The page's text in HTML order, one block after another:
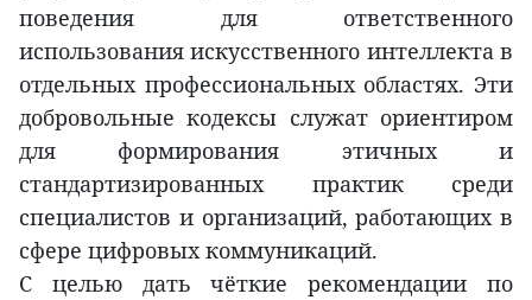
поведения для ответственного
использования искусственного интеллекта в
отдельных профессиональных областях. Эти
добровольные кодексы служат ориентиром
для формирования этичных и
стандартизированных практик среди
специалистов и организаций, работающих в
сфере цифровых коммуникаций.
С целью дать чёткие рекомендации по